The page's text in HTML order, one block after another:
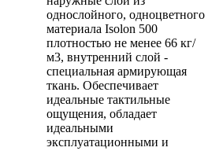
однослойного, одноцветного
материала Isolon 500
плотностью не менее 66 кг/
м3, внутренний слой -
специальная армирующая
ткань. Обеспечивает
идеальные тактильные
ощущения, обладает
идеальными
эксплуатационными и